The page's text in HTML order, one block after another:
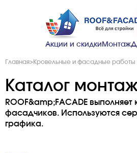
Акции и скидки Монтаж
Главная>Кровельные и фасадные работы
Каталог
ROOF&amp;FACADE
фасадчиков. Используются
графика.